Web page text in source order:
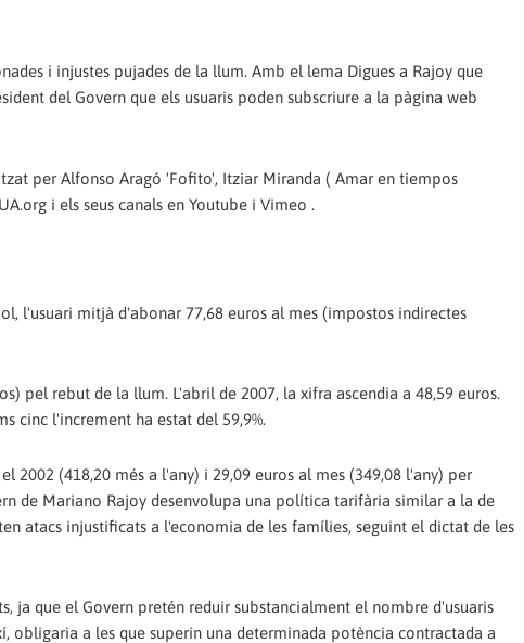
i injustes pujades de la llum. Amb el lema Digues a Rajoy que
del Govern que els usuaris poden subscriure a la pàgina web
per Alfonso Aragó 'Fofito', Itziar Miranda ( Amar en tiempos
i els seus canals en Youtube i Vimeo .
l'usuari mitjà d'abonar 77,68 euros al mes (impostos indirectes
pel rebut de la llum. L'abril de 2007, la xifra ascendia a 48,59 euros.
cinc l'increment ha estat del 59,9%.
2002 (418,20 més a l'any) i 29,09 euros al mes (349,08 l'any) per
de Mariano Rajoy desenvolupa una política tarifària similar a la de
atacs injustificats a l'economia de les famílies, seguint el dictat de les
ja que el Govern pretén reduir substancialment el nombre d'usuaris
obligaria a les que superin una determinada potència contractada a